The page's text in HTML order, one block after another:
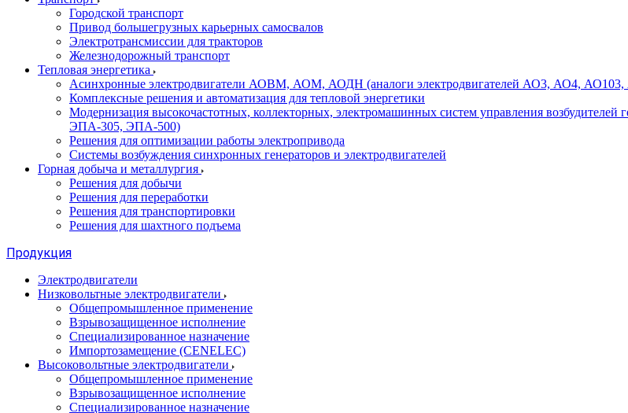
Городской транспорт
Привод большегрузных карьерных самосвалов
Электротрансмиссии для тракторов
Железнодорожный транспорт
Тепловая энергетика
Асинхронные электродвигатели АОВМ, АОМ, АОДН (аналоги электродвигателей АО3, АО4, АО103,
Комплексные решения и автоматизация для тепловой энергетики
Модернизация высокочастотных, коллекторных, электромашинных систем управления
ЭПА-305, ЭПА-500)
Решения для оптимизации работы электропривода
Системы возбуждения синхронных генераторов и электродвигателей
Горная добыча и металлургия
Решения для добычи
Решения для переработки
Решения для транспортировки
Решения для шахтного подъема
Продукция
Электродвигатели
Низковольтные электродвигатели
Общепромышленное применение
Взрывозащищенное исполнение
Специализированное назначение
Импортозамещение (CENELEC)
Высоковольтные электродвигатели
Общепромышленное применение
Взрывозащищенное исполнение
Специализированное назначение